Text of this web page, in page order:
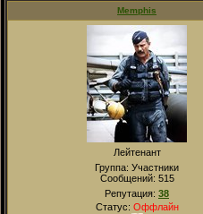
Memphis
Лейтенант
Группа: Участники
Сообщений: 515
Репутация: 38
Статус: Оффлайн